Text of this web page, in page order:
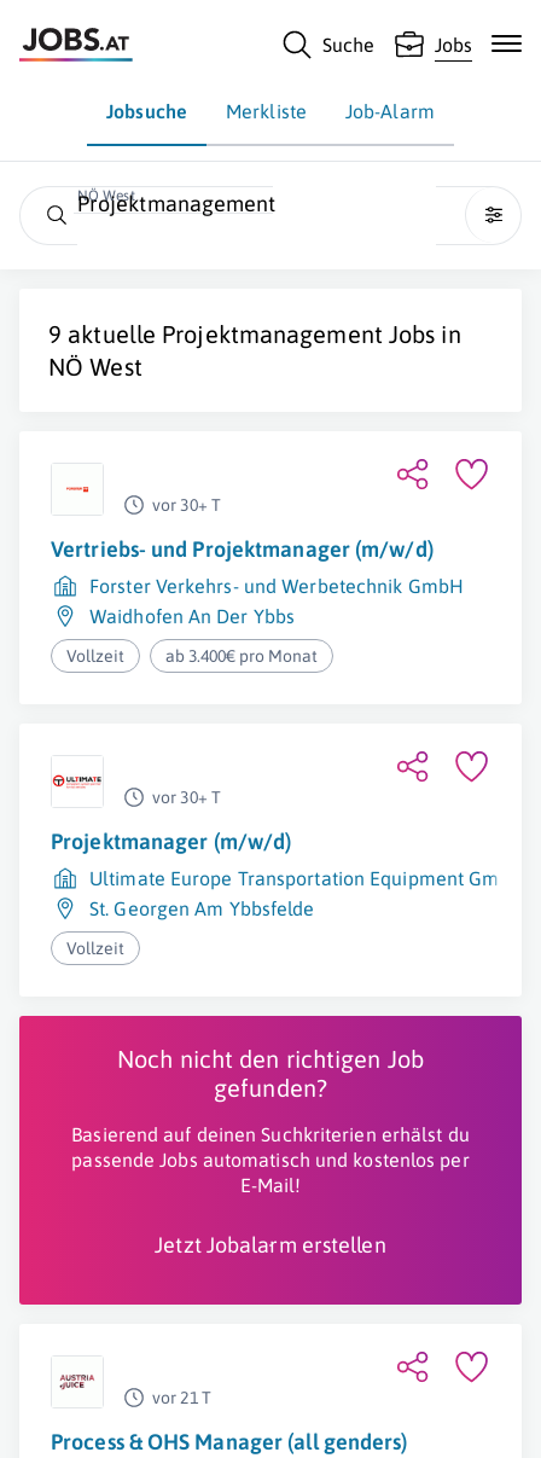
Suche Jobs
Jobsuche Merkliste Job-Alarm
NÖ West
Projektmanagement
9 aktuelle Projektmanagement Jobs in
NÖ West
vor 30+ T
Vertriebs- und Projektmanager (m/w/d)
Forster Verkehrs- und Werbetechnik GmbH
Waidhofen An Der Ybbs
Vollzeit ab 3.400€ pro Monat
vor 30+ T
Projektmanager (m/w/d)
Ultimate Europe Transportation Equipment GmbH
St. Georgen Am Ybbsfelde
Vollzeit
Noch nicht den richtigen Job
gefunden?
Basierend auf deinen Suchkriterien erhälst du
passende Jobs automatisch und kostenlos per
E-Mail!
Jetzt Jobalarm erstellen
vor 21 T
Process & OHS Manager (all genders)